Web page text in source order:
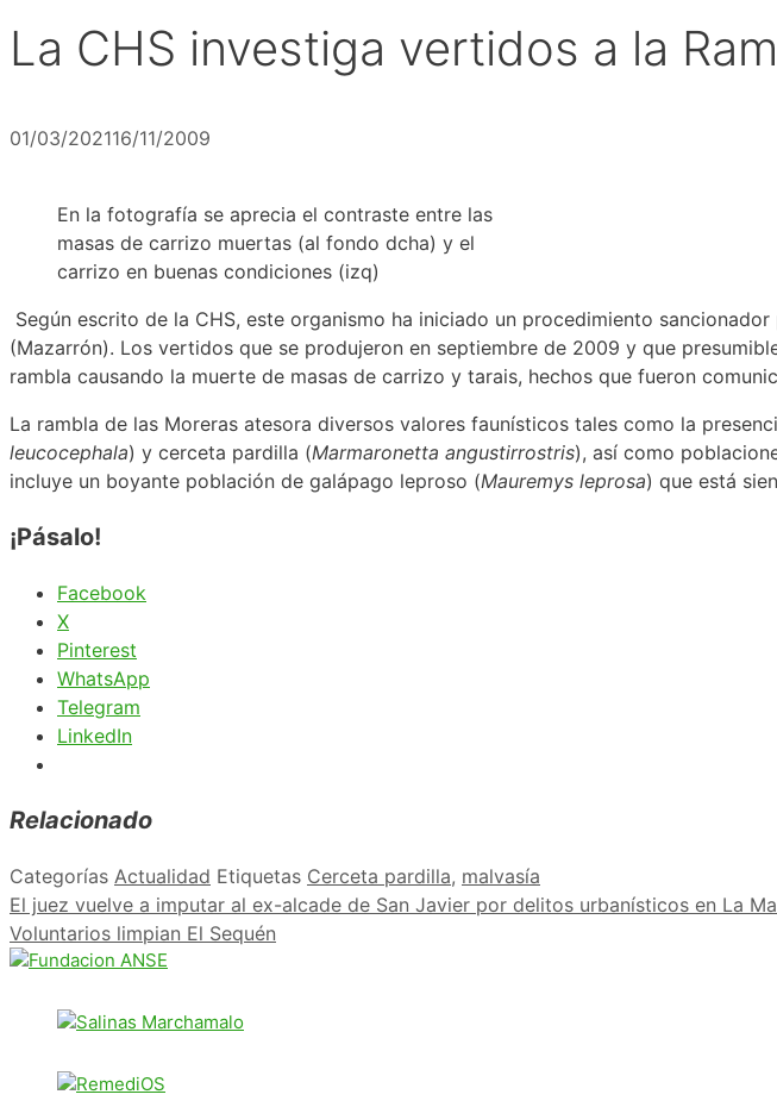
La CHS investiga vertidos a la
01/03/202116/11/2009
En la fotografía se aprecia el contraste entre las
masas de carrizo muertas (al fondo dcha) y el
carrizo en buenas condiciones (izq)
Según escrito de la CHS, este organismo ha iniciado un procedimiento
(Mazarrón). Los vertidos que se produjeron en septiembre de 2009 y que
rambla causando la muerte de masas de carrizo y tarais, hechos que fueron
La rambla de las Moreras atesora diversos valores faunísticos tales como la
leucocephala) y cerceta pardilla (Marmaronetta angustirrostris), así como
incluye un boyante población de galápago leproso (Mauremys leprosa) que está
¡Pásalo!
Facebook
X
Pinterest
WhatsApp
Telegram
LinkedIn
Relacionado
Categorías Actualidad Etiquetas Cerceta pardilla, malvasía
El juez vuelve a imputar al ex-alcade de San Javier por delitos urbanísticos en La
Voluntarios limpian El Sequén